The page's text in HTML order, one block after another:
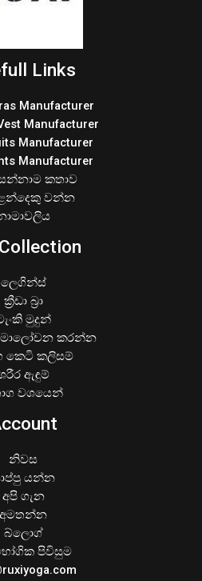
Links
Manufacturer
Manufacturer
Manufacturer
Manufacturer
සන්නාම කතාව
වන්න
ලෙගින්ස්
ක්‍රීඩා බ්‍රා
මුදුන්
කරන්න
කෙටි කලිසම්
ඇඳුම්
වශයෙන්
නිවස
යන්න
අපි ගැන
අමතන්න
බ්ලොග්
පිවිසුම